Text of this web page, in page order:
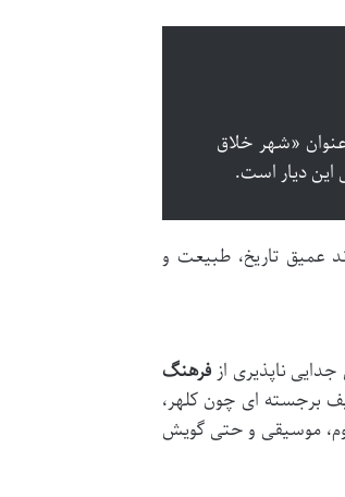
از سوی یونسکو به عنوان «شهر خلاق
دیار است.
عمیق تاریخ، طبیعت و
ناپذیری از فرهنگ
برجسته ای چون کلهر،
موسیقی و حتی گویش